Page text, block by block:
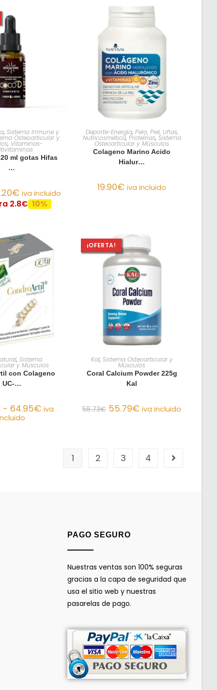
AL CARRITO
, Sistema Inmune y
Osteoarticular y
, Vitaminas-
ml gotas Hifas
…
€ iva incluido
2.8€ 10%
AÑADIR AL CARRITO
Deporte-Energía, Pelo, Piel, Uñas,
Nutricosmética, Proteínas, Sistema
Osteoarticular y Músculos
Colageno Marino Acido
Hialur…
19.90€ iva incluido
OPCIONES
, Sistema
y Músculos
con Colageno
UC-…
- 64.95€ iva
¡OFERTA!
AÑADIR AL CARRITO
Kal, Sistema Osteoarticular y
Músculos
Coral Calcium Powder 225g
Kal
58.73€ 55.79€ iva incluido
1 2 3 4
PAGO SEGURO
Nuestras ventas son 100% seguras
gracias a la capa de seguridad que
usa el sitio web y nuestras
pasarelas de pago.